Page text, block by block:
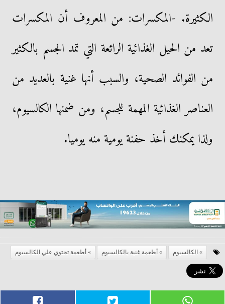
الكثيرة. -المكسرات: من المعروف أن المكسرات
تعد من الحيل الغذائية الرائعة التي تمد الجسم بالكثير
من الفوائد الصحية، والسبب أنها غنية بالعديد من
العناصر الغذائية المهمة للجسم، ومن ضمنها الكالسيوم،
ولذا يمكنك أخذ حفنة يومية منه يوميا.
الكالسيوم أطعمة غنية بالكالسيوم أطعمة تحتوي علي الكالسيوم